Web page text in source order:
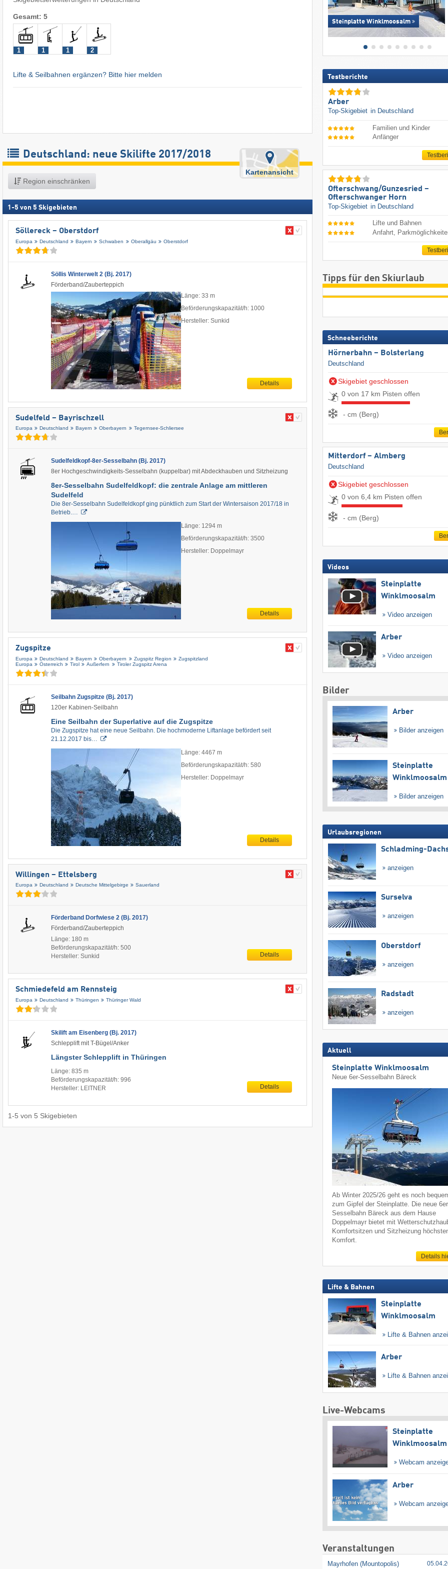
Gesamt: 5
1 1 1 2
Lifte & Seilbahnen ergänzen? Bitte hier melden
Deutschland: neue Skilifte 2017/2018
Region einschränken
Kartenansicht
1 -5 von 5 Skigebieten
Söllereck – Oberstdorf
Europa Deutschland Bayern Schwaben Oberallgäu Oberstdorf
Söllis Winterwelt 2 (Bj. 2017)
Förderband/Zauberteppich
Länge: 33 m
Beförderungskapazität/h: 1000
Hersteller: Sunkid
Details
Sudelfeld – Bayrischzell
Europa Deutschland Bayern Oberbayern Tegernsee-Schliersee
Sudelfeldkopf-8er-Sesselbahn (Bj. 2017)
8er Hochgeschwindigkeits-Sesselbahn (kuppelbar) mit Abdeckhauben und Sitzheizung
8er-Sesselbahn Sudelfeldkopf: die zentrale Anlage am mittleren
Sudelfeld
Die 8er-Sesselbahn Sudelfeldkopf ging pünktlich zum Start der Wintersaison 2017/18 in
Betrieb.…
Länge: 1294 m
Beförderungskapazität/h: 3500
Hersteller: Doppelmayr
Details
Zugspitze
Europa Deutschland Bayern Oberbayern Zugspitz Region
Zugspitzland
Europa
Österreich Tirol Außerfern Tiroler Zugspitz Arena
Seilbahn Zugspitze (Bj. 2017)
120er Kabinen-Seilbahn
Eine Seilbahn der Superlative auf die Zugspitze
Die Zugspitze hat eine neue Seilbahn. Die hochmoderne Liftanlage befördert seit
21.12.2017 bis…
Länge: 4467 m
Beförderungskapazität/h: 580
Hersteller: Doppelmayr
Details
Willingen – Ettelsberg
Europa Deutschland Deutsche Mittelgebirge Sauerland
Förderband Dorfwiese 2 (Bj. 2017)
Förderband/Zauberteppich
Länge: 180 m
Beförderungskapazität/h: 500
Hersteller: Sunkid
Details
Schmiedefeld am Rennsteig
Europa Deutschland Thüringen Thüringer Wald
Skilift am Eisenberg (Bj. 2017)
Schlepplift mit T-Bügel/Anker
Längster Schlepplift in Thüringen
Länge: 835 m
Beförderungskapazität/h: 996
Hersteller: LEITNER
Details
1-5 von 5 Skigebieten
Steinplatte Winklmoosalm
Testberichte
Arber
Top-Skigebiet in Deutschland
Familien und Kinder
Anfänger
Ofterschwang/​Gunzesried –
Ofterschwanger Horn
Top-Skigebiet in Deutschland
Lifte und Bahnen
Anfahrt,
Tipps für den Skiurlaub
Schneeberichte
Hörnerbahn – Bolsterlang
Deutschland
Skigebiet geschlossen
0 von 17 km Pisten offen
- cm (Berg)
Mitterdorf – Almberg
Deutschland
Skigebiet geschlossen
0 von 6,4 km Pisten offen
- cm (Berg)
Videos
Steinplatte
Winklmoosalm
Video anzeigen
Arber
Video anzeigen
Bilder
Arber
Bilder anzeigen
Steinplatte
Winklmoosalm
Bilder anzeigen
Urlaubsregionen
Schladming-
anzeigen
Surselva
anzeigen
Oberstdorf
anzeigen
Radstadt
anzeigen
Aktuell
Steinplatte Winklmoosalm
Neue 6er-Sesselbahn Bäreck
Ab Winter 2025/26 geht es noch
zum Gipfel der Steinplatte. Die neue
Sesselbahn Bäreck aus dem Hause
Doppelmayr bietet mit
Komfortsitzen und Sitzheizung
Komfort.
Details
Lifte & Bahnen
Steinplatte
Winklmoosalm
Lifte & Bahnen
Arber
Lifte & Bahnen
Live-Webcams
Steinplatte
Winklmoosalm
Webcam
Arber
Webcam
Veranstaltungen
Mayrhofen (Mountopolis)